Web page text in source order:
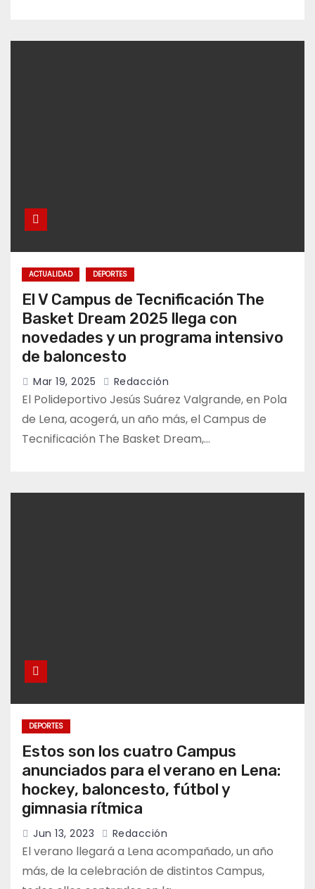
ACTUALIDAD DEPORTES
El V Campus de Tecnificación The
Basket Dream 2025 llega con
novedades y un programa intensivo
de baloncesto
Mar 19, 2025 Redacción
El Polideportivo Jesús Suárez Valgrande, en Pola
de Lena, acogerá, un año más, el Campus de
Tecnificación The Basket Dream,…
DEPORTES
Estos son los cuatro Campus
anunciados para el verano en Lena:
hockey, baloncesto, fútbol y
gimnasia rítmica
Jun 13, 2023 Redacción
El verano llegará a Lena acompañado, un año
más, de la celebración de distintos Campus,